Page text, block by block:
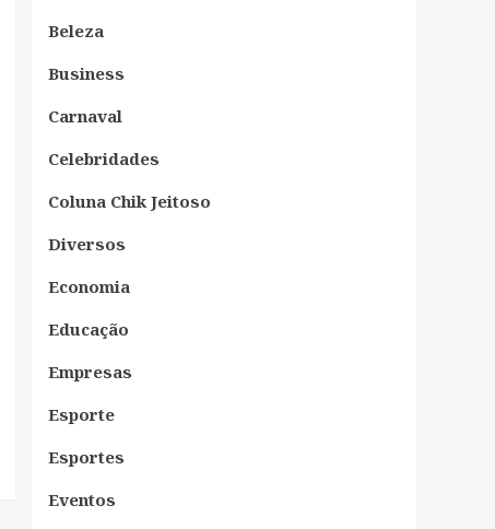
Beleza
Business
Carnaval
Celebridades
Coluna Chik Jeitoso
Diversos
Economia
Educação
Empresas
Esporte
Esportes
Eventos